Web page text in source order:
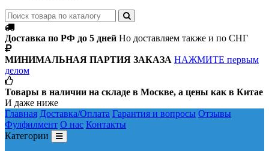
Доставка по РФ до 5 дней Но доставляем также и по СНГ
МИНИМАЛЬНАЯ ПАРТИЯ ЗАКАЗА НАЖМИТЕ первым
делом
Товары в наличии на складе в Москве, а цены как в Китае
И даже ниже
Главная Доставка/Оплата Гарантия и вопросы Отзывы
Фулфилмент О нас Контакты
Категории